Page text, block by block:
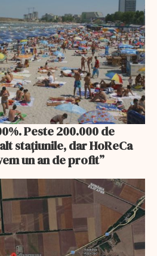
Peste 200.000 de
stațiunile, dar HoReCa
un an de profit”